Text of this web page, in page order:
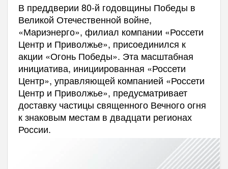
В преддверии 80-й годовщины Победы в
Великой Отечественной войне,
«Мариэнерго», филиал компании «Россети
Центр и Приволжье», присоединился к
акции «Огонь Победы». Эта масштабная
инициатива, инициированная «Россети
Центр», управляющей компанией «Россети
Центр и Приволжье», предусматривает
доставку частицы священного Вечного огня
к знаковым местам в двадцати регионах
России.